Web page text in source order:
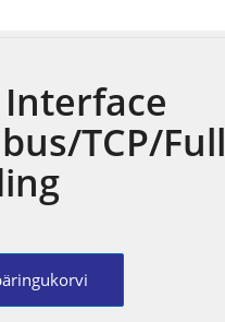
Interface
TCP/Full